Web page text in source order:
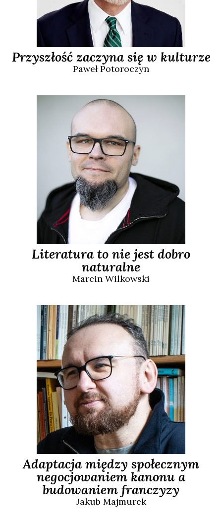
Przyszłość zaczyna się w kulturze
PawełPotoroczyn
Literatura to nie jest dobro
naturalne
Marcin Wilkowski
Adaptacja między społecznym
negocjowaniem kanonu a
budowaniem franczyzy
Jakub Majmurek